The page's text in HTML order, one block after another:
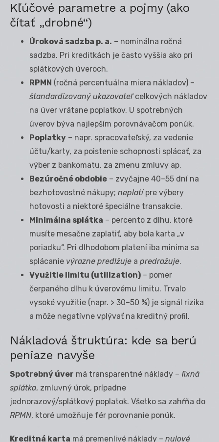
Kľúčové parametre a pojmy (ako
čítať „drobné“)
Úroková sadzba p. a. – nominálna ročná
sadzba. Pri kreditkách je často vyššia ako pri
splátkových úveroch.
RPMN (ročná percentuálna miera nákladov) –
štandardizovaný ukazovateľcelkových nákladov
na úver vrátane poplatkov. U spotrebných
úverov býva najlepším porovnávačom ponúk.
Poplatky – napr. spracovateľský, za vedenie
účtu/karty, za poistenie schopnosti splácať, za
výber z bankomatu, za zmenu zmluvy ap.
Bezúročné obdobie – zvyčajne 40–55 dní na
bezhotovostné nákupy; neplatípre výbery
hotovosti a niektoré špeciálne transakcie.
Minimálna splátka – percento z dlhu, ktoré
musíte mesačne zaplatiť, aby bola karta „v
poriadku“. Pri dlhodobom platení iba minima sa
splácanie výrazne predlžuje a predražuje.
Využitie limitu (utilization) – pomer
čerpaného dlhu k úverovému limitu. Trvalo
vysoké využitie (napr. > 30–50 %) je signál rizika
a môže negatívne vplývať na kreditný profil.
Nákladová štruktúra: kde sa berú
peniaze navyše
Spotrebný úver má transparentné náklady – fixná
splátka, zmluvný úrok, prípadne
jednorazový/splátkový poplatok. Všetko sa zahŕňa do
RPMN, ktoré umožňuje fér porovnanie ponúk.
Kreditná karta má premenlivé náklady – nulové